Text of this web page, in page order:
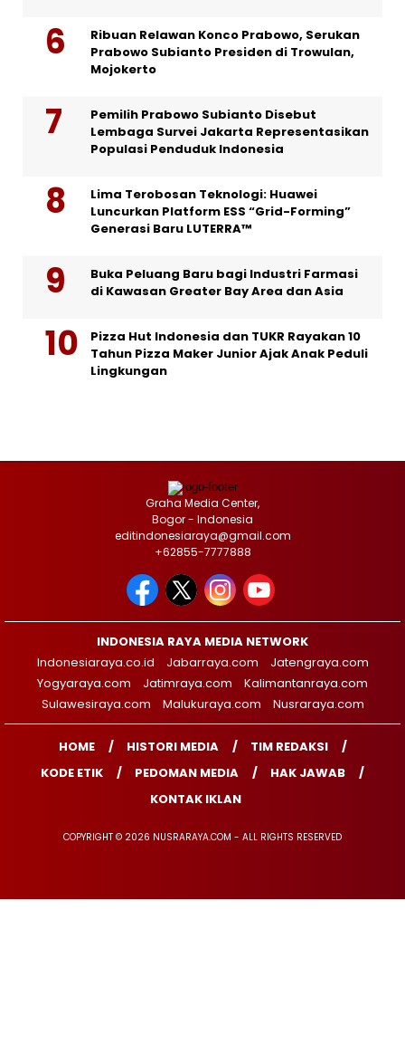
Ribuan Relawan Konco Prabowo, Serukan
Prabowo Subianto Presiden di Trowulan,
Mojokerto
Pemilih Prabowo Subianto Disebut
Lembaga Survei Jakarta Representasikan
Populasi Penduduk Indonesia
Lima Terobosan Teknologi: Huawei
Luncurkan Platform ESS “Grid-Forming”
Generasi Baru LUTERRA™
Buka Peluang Baru bagi Industri Farmasi
di Kawasan Greater Bay Area dan Asia
Pizza Hut Indonesia dan TUKR Rayakan 10
Tahun Pizza Maker Junior Ajak Anak Peduli
Lingkungan
Graha Media Center,
Bogor - Indonesia
editindonesiaraya@gmail.com
+62855-7777888
INDONESIA RAYA MEDIA NETWORK
Indonesiaraya.co.id
Jabarraya.com
Jatengraya.com
Yogyaraya.com
Jatimraya.com
Kalimantanraya.com
Sulawesiraya.com
Malukuraya.com Nusraraya.com
HOME HISTORI MEDIA
TIM REDAKSI
KODE ETIK
PEDOMAN MEDIA
HAK JAWAB
KONTAK IKLAN
COPYRIGHT © 2026 NUSRARAYA.COM - ALL RIGHTS RESERVED